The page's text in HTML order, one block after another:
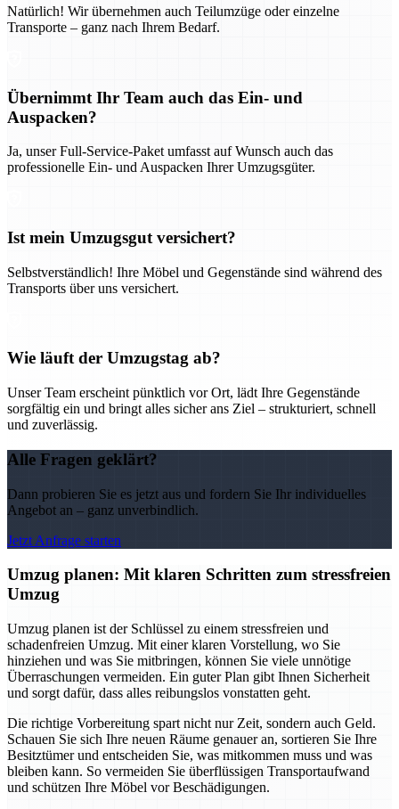
Natürlich! Wir übernehmen auch Teilumzüge oder einzelne
Transporte – ganz nach Ihrem Bedarf.
Übernimmt Ihr Team auch das Ein- und
Auspacken?
Ja, unser Full-Service-Paket umfasst auf Wunsch auch das
professionelle Ein- und Auspacken Ihrer Umzugsgüter.
Ist mein Umzugsgut versichert?
Selbstverständlich! Ihre Möbel und Gegenstände sind während des
Transports über uns versichert.
Wie läuft der Umzugstag ab?
Unser Team erscheint pünktlich vor Ort, lädt Ihre Gegenstände
sorgfältig ein und bringt alles sicher ans Ziel – strukturiert, schnell
und zuverlässig.
Alle Fragen geklärt?
Dann probieren Sie es jetzt aus und fordern Sie Ihr individuelles
Angebot an – ganz unverbindlich.
Jetzt Anfrage starten
Umzug planen: Mit klaren Schritten zum stressfreien
Umzug
Umzug planen ist der Schlüssel zu einem stressfreien und
schadenfreien Umzug. Mit einer klaren Vorstellung, wo Sie
hinziehen und was Sie mitbringen, können Sie viele unnötige
Überraschungen vermeiden. Ein guter Plan gibt Ihnen Sicherheit
und sorgt dafür, dass alles reibungslos vonstatten geht.
Die richtige Vorbereitung spart nicht nur Zeit, sondern auch Geld.
Schauen Sie sich Ihre neuen Räume genauer an, sortieren Sie Ihre
Besitztümer und entscheiden Sie, was mitkommen muss und was
bleiben kann. So vermeiden Sie überflüssigen Transportaufwand
und schützen Ihre Möbel vor Beschädigungen.